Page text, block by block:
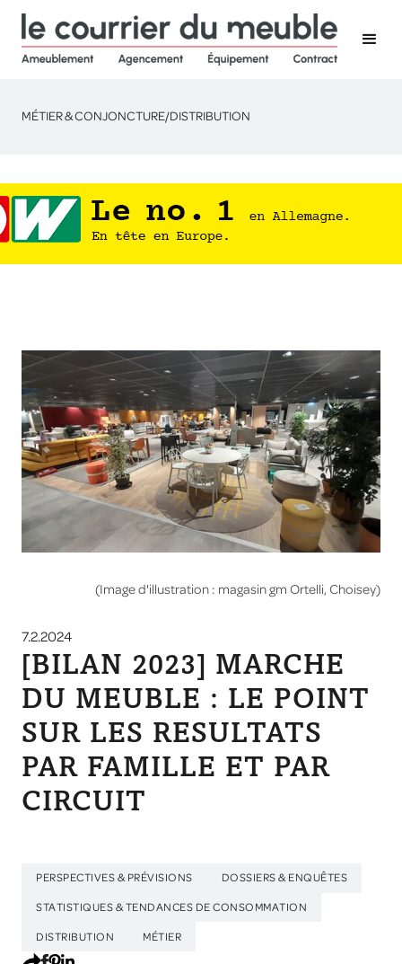
MÉTIER & CONJONCTURE/DISTRIBUTION
(Image d'illustration : magasin gm Ortelli, Choisey)
7.2.2024
[BILAN 2023] MARCHE
DU MEUBLE : LE POINT
SUR LES RESULTATS
PAR FAMILLE ET PAR
CIRCUIT
PERSPECTIVES & PRÉVISIONS DOSSIERS & ENQUÊTES
STATISTIQUES & TENDANCES DE CONSOMMATION
DISTRIBUTION MÉTIER